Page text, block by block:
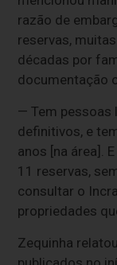
razão de
reservas,
décadas por
documentação
— Tem pessoas
definitivos, e
anos [na área].
11 reservas,
consultar o
propriedades
Zequinha